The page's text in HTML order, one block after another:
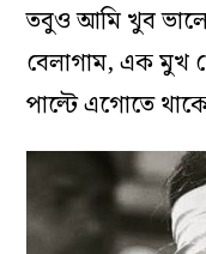
তবুও আমি খুব
বেলাগাম, এক মুখ
পাল্টে এগোতে